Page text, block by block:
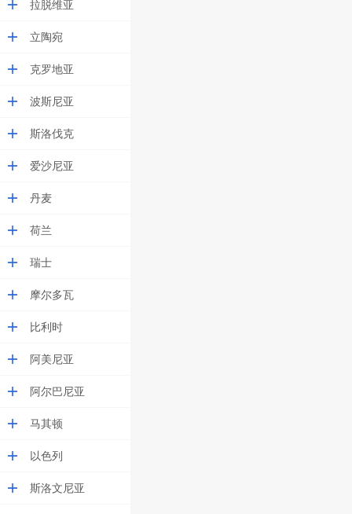
拉脱维亚
立陶宛
克罗地亚
波斯尼亚
斯洛伐克
爱沙尼亚
丹麦
荷兰
瑞士
摩尔多瓦
比利时
阿美尼亚
阿尔巴尼亚
马其顿
以色列
斯洛文尼亚